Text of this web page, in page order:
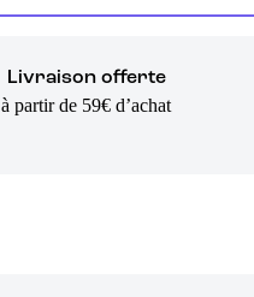
Livraison offerte
à partir de 59€ d’achat